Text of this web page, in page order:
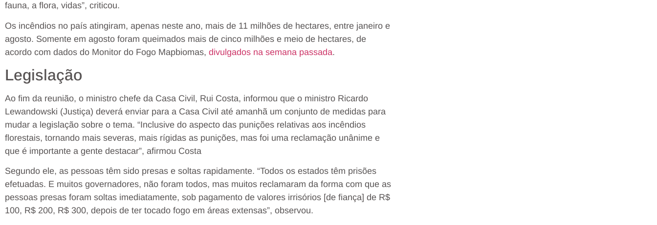
fauna, a flora, vidas”, criticou.
Os incêndios no país atingiram, apenas neste ano, mais de 11 milhões de hectares, entre janeiro e
agosto. Somente em agosto foram queimados mais de cinco milhões e meio de hectares, de
acordo com dados do Monitor do Fogo Mapbiomas, divulgados na semana passada.
Legislação
Ao fim da reunião, o ministro chefe da Casa Civil, Rui Costa, informou que o ministro Ricardo
Lewandowski (Justiça) deverá enviar para a Casa Civil até amanhã um conjunto de medidas para
mudar a legislação sobre o tema. “Inclusive do aspecto das punições relativas aos incêndios
florestais, tornando mais severas, mais rígidas as punições, mas foi uma reclamação unânime e
que é importante a gente destacar”, afirmou Costa
Segundo ele, as pessoas têm sido presas e soltas rapidamente. “Todos os estados têm prisões
efetuadas. E muitos governadores, não foram todos, mas muitos reclamaram da forma com que as
pessoas presas foram soltas imediatamente, sob pagamento de valores irrisórios [de fiança] de R$
100, R$ 200, R$ 300, depois de ter tocado fogo em áreas extensas”, observou.